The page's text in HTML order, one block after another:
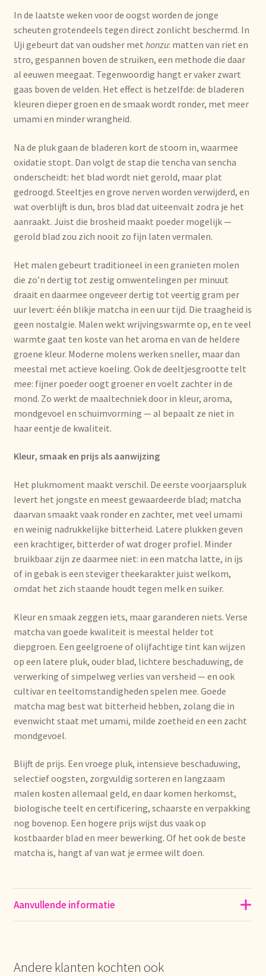
Mentions légales
Mijn account
Mijn Favorieten
Multilingualism
Multilinguisme
Multilingüismo.
Newsletter
Newsletter
Nieuwsbrief
Notre vision du thé
Nuestra visión del té
Online shop
Onlineshop
Onze visie op thee
Ordering and delivery time
Organic certificates
Our vision on tea
Over ons
Pagos y descuentos
Paiement et réductions
Payment and discounts
Pedidos y plazos de entrega
Personal Branding
Personal Branding
Política de precios
Politique tarifaire
Pricing policy
Privacy statement
In de laatste weken voor de oogst worden de jonge
scheuten grotendeels tegen direct zonlicht beschermd. In
Uji gebeurt dat van oudsher met honzu: matten van riet en
stro, gespannen boven de struiken, een methode die daar
al eeuwen meegaat. Tegenwoordig hangt er vaker zwart
gaas boven de velden. Het effect is hetzelfde: de bladeren
kleuren dieper groen en de smaak wordt ronder, met meer
umami en minder wrangheid.
Na de pluk gaan de bladeren kort de stoom in, waarmee
oxidatie stopt. Dan volgt de stap die tencha van sencha
onderscheidt: het blad wordt niet gerold, maar plat
gedroogd. Steeltjes en grove nerven worden verwijderd, en
wat overblijft is dun, bros blad dat uiteenvalt zodra je het
aanraakt. Juist die brosheid maakt poeder mogelijk —
gerold blad zou zich nooit zo fijn laten vermalen.
Het malen gebeurt traditioneel in een granieten molen
die zo’n dertig tot zestig omwentelingen per minuut
draait en daarmee ongeveer dertig tot veertig gram per
uur levert: één blikje matcha in een uur tijd. Die traagheid is
geen nostalgie. Malen wekt wrijvingswarmte op, en te veel
warmte gaat ten koste van het aroma en van de heldere
groene kleur. Moderne molens werken sneller, maar dan
meestal met actieve koeling. Ook de deeltjesgrootte telt
mee: fijner poeder oogt groener en voelt zachter in de
mond. Zo werkt de maaltechniek door in kleur, aroma,
mondgevoel en schuimvorming — al bepaalt ze niet in
haar eentje de kwaliteit.
Kleur, smaak en prijs als aanwijzing
Het plukmoment maakt verschil. De eerste voorjaarspluk
levert het jongste en meest gewaardeerde blad; matcha
daarvan smaakt vaak ronder en zachter, met veel umami
en weinig nadrukkelijke bitterheid. Latere plukken geven
een krachtiger, bitterder of wat droger profiel. Minder
bruikbaar zijn ze daarmee niet: in een matcha latte, in ijs
of in gebak is een steviger theekarakter juist welkom,
omdat het zich staande houdt tegen melk en suiker.
Kleur en smaak zeggen iets, maar garanderen niets. Verse
matcha van goede kwaliteit is meestal helder tot
diepgroen. Een geelgroene of olijfachtige tint kan wijzen
op een latere pluk, ouder blad, lichtere beschaduwing, de
verwerking of simpelweg verlies van versheid — en ook
cultivar en teeltomstandigheden spelen mee. Goede
matcha mag best wat bitterheid hebben, zolang die in
evenwicht staat met umami, milde zoetheid en een zacht
mondgevoel.
Blijft de prijs. Een vroege pluk, intensieve beschaduwing,
selectief oogsten, zorgvuldig sorteren en langzaam
malen kosten allemaal geld, en daar komen herkomst,
biologische teelt en certificering, schaarste en verpakking
nog bovenop. Een hogere prijs wijst dus vaak op
kostbaarder blad en meer bewerking. Of het ook de beste
matcha is, hangt af van wat je ermee wilt doen.
Aanvullende informatie
Andere klanten kochten ook